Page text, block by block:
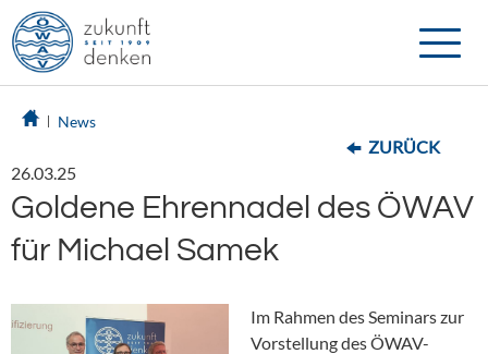
Toggle
News
ZURÜCK
26.03.25
Goldene Ehrennadel des ÖWAV
für Michael Samek
Im Rahmen des Seminars zur
Vorstellung des ÖWAV-